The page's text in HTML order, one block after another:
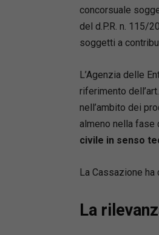
concorsuale
del d.P.R. n. 115/
soggetti a
L’Agenzia delle
riferimento
nell’ambito dei
almeno nella
civile in senso
La Cassazione
La